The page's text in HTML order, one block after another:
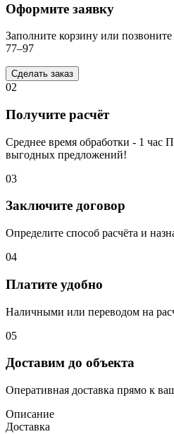
Оформите заявку
Заполните корзину или
77–97
Сделать заказ
02
Получите расчёт
Среднее время обработки - 1 час
выгодных предложений!
03
Заключите договор
Определите способ расчёта и
04
Платите удобно
Наличными или переводом на
05
Доставим до объекта
Оперативная доставка прямо к
Описание
Доставка